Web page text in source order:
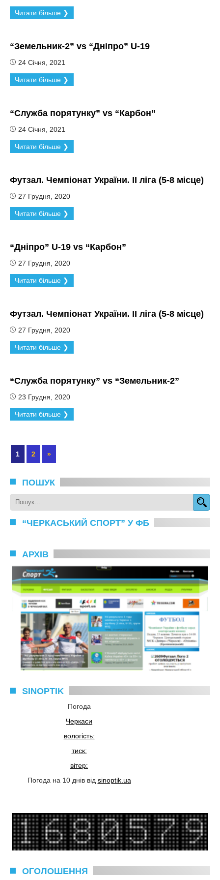
Читати більше ❯
“Земельник-2” vs “Дніпро” U-19
24 Січня, 2021
Читати більше ❯
“Служба порятунку” vs “Карбон”
24 Січня, 2021
Читати більше ❯
Футзал. Чемпіонат України. ІІ ліга (5-8 місце)
27 Грудня, 2020
Читати більше ❯
“Дніпро” U-19 vs “Карбон”
27 Грудня, 2020
Читати більше ❯
Футзал. Чемпіонат України. ІІ ліга (5-8 місце)
27 Грудня, 2020
Читати більше ❯
“Служба порятунку” vs “Земельник-2”
23 Грудня, 2020
Читати більше ❯
1 2 »
ПОШУК
“ЧЕРКАСЬКИЙ СПОРТ” У ФБ
АРХІВ
SINOPTIK
Погода
Черкаси
вологість:
тиск:
вітер:
Погода на 10 днів від sinoptik.ua
ОГОЛОШЕННЯ